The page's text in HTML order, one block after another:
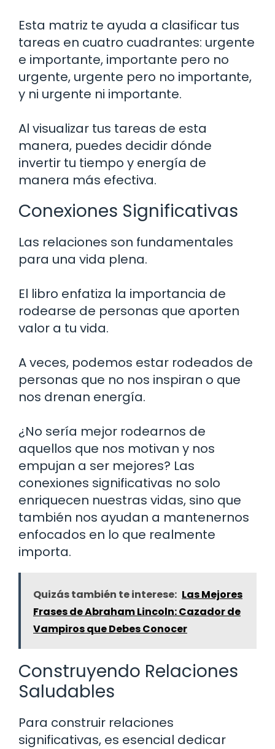
Esta matriz te ayuda a clasificar tus
tareas en cuatro cuadrantes: urgente
e importante, importante pero no
urgente, urgente pero no importante,
y ni urgente ni importante.
Al visualizar tus tareas de esta
manera, puedes decidir dónde
invertir tu tiempo y energía de
manera más efectiva.
Conexiones Significativas
Las relaciones son fundamentales
para una vida plena.
El libro enfatiza la importancia de
rodearse de personas que aporten
valor a tu vida.
A veces, podemos estar rodeados de
personas que no nos inspiran o que
nos drenan energía.
¿No sería mejor rodearnos de
aquellos que nos motivan y nos
empujan a ser mejores? Las
conexiones significativas no solo
enriquecen nuestras vidas, sino que
también nos ayudan a mantenernos
enfocados en lo que realmente
importa.
Quizás también te interese: Las Mejores
Frases de Abraham Lincoln: Cazador de
Vampiros que Debes Conocer
Construyendo Relaciones
Saludables
Para construir relaciones
significativas, es esencial dedicar